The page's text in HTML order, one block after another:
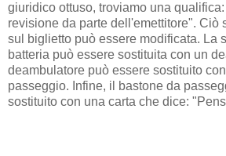
giuridico ottuso, troviamo una
revisione da parte dell'emettitore". Ciò
sul biglietto può essere modificata. La
batteria può essere sostituita con un
deambulatore può essere sostituito
passeggio. Infine, il bastone da
sostituito con una carta che dice: